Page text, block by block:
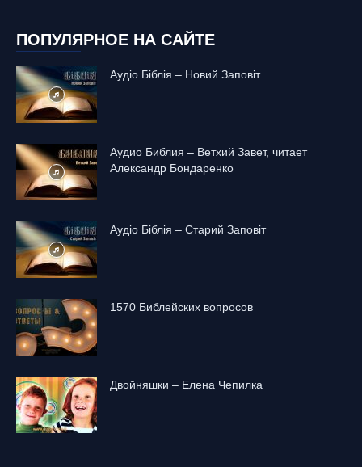
ПОПУЛЯРНОЕ НА САЙТЕ
Аудіо Біблія – Новий Заповіт
Аудио Библия – Ветхий Завет, читает
Александр Бондаренко
Аудіо Біблія – Старий Заповіт
1570 Библейских вопросов
Двойняшки – Елена Чепилка